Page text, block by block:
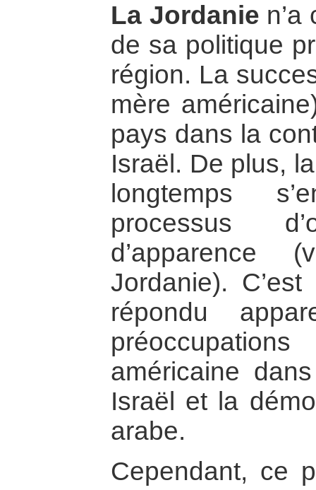
La Jordanie
de sa politique
région. La
mère
pays dans la
Israël. De plus,
longtemps
processus
Jordanie).
répondu
américaine
Israël et la
arabe.
Cependant, ce